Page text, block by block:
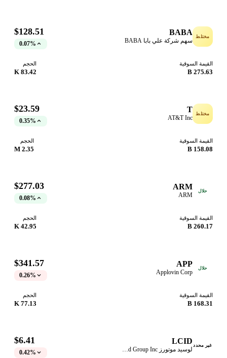
مختلط BABA
سهم شركة علي بابا BABA
$128.51
0.07%
القيمة السوقية
275.63 B
الحجم
83.42 K
مختلط T
AT&T Inc
$23.59
0.35%
القيمة السوقية
158.08 B
الحجم
2.35 M
حلال ARM
ARM
$277.03
0.08%
القيمة السوقية
260.17 B
الحجم
42.95 K
حلال APP
Applovin Corp
$341.57
0.26%
القيمة السوقية
168.31 B
الحجم
77.13 K
غير محدد LCID
لوسيد موتورز Lucid Group Inc
$6.41
0.42%